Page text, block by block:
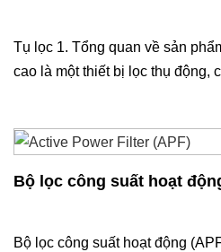
Tụ lọc 1. Tổng quan về sản
cao là một thiết bị lọc thụ động,
Bộ lọc công suất hoạt
Bộ lọc công suất hoạt động